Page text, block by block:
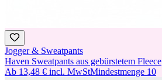
Jogger & Sweatpants
Haven Sweatpants aus gebürstetem Fleece
Ab 13,48 € incl. MwStMindestmenge 10